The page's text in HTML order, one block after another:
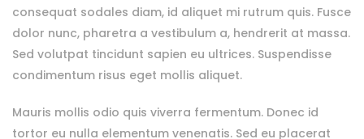
consequat sodales diam, id aliquet mi rutrum quis. Fusce
dolor nunc, pharetra a vestibulum a, hendrerit at massa.
Sed volutpat tincidunt sapien eu ultrices. Suspendisse
condimentum risus eget mollis aliquet.
Mauris mollis odio quis viverra fermentum. Donec id
tortor eu nulla elementum venenatis. Sed eu placerat